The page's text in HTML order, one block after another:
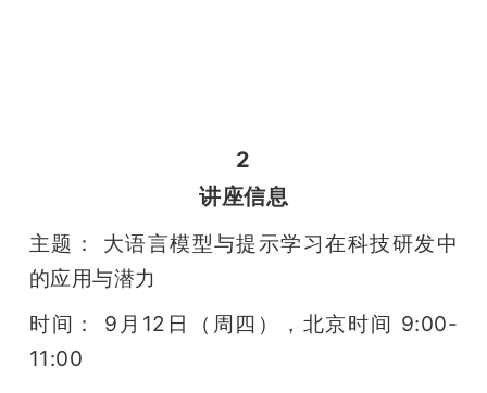
2
讲座信息
主题： 大语言模型与提示学习在科技研发中
的应用与潜力
时间： 9月12日（周四），北京时间 9:00-
11:00